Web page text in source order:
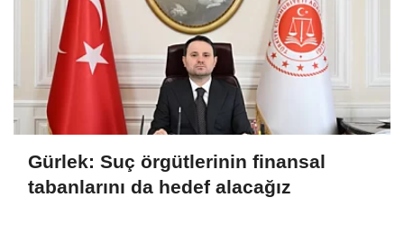
Gürlek: Suç örgütlerinin finansal
tabanlarını da hedef alacağız